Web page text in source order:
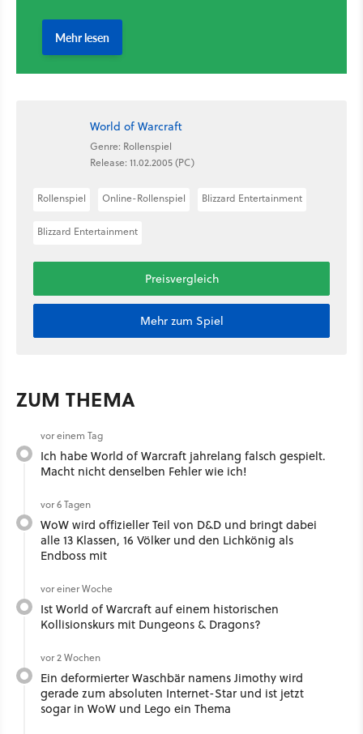
World of Warcraft
Genre: Rollenspiel
Release: 11.02.2005 (PC)
Rollenspiel Online-Rollenspiel Blizzard Entertainment
Blizzard Entertainment
Preisvergleich
Mehr zum Spiel
ZUM THEMA
vor einem Tag
Ich habe World of Warcraft jahrelang falsch gespielt.
Macht nicht denselben Fehler wie ich!
vor 6 Tagen
WoW wird offizieller Teil von D&D und bringt dabei
alle 13 Klassen, 16 Völker und den Lichkönig als
Endboss mit
vor einer Woche
Ist World of Warcraft auf einem historischen
Kollisionskurs mit Dungeons & Dragons?
vor 2 Wochen
Ein deformierter Waschbär namens Jimothy wird
gerade zum absoluten Internet-Star und ist jetzt
sogar in WoW und Lego ein Thema